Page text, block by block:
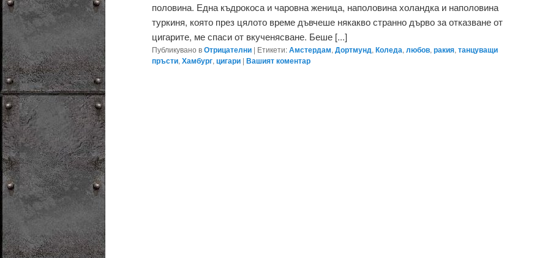
половина. Една къдрокоса и чаровна женица, наполовина холандка и наполовина
туркиня, която през цялото време дъвчеше някакво странно дърво за отказване от
цигарите, ме спаси от вкученясване. Беше [...]
Публикувано вОтрицателни | Етикети:Амстердам, Дортмунд, Коледа, любов, ракия, танцуващи
пръсти, Хамбург, цигари | Вашият коментар